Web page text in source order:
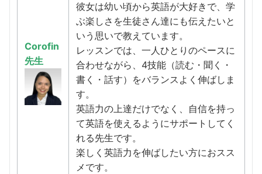
Corofin
先生
彼女は幼い頃から英語が大好きで、学
ぶ楽しさを生徒さん達にも伝えたいと
いう思いで教えています。
レッスンでは、一人ひとりのペースに
合わせながら、4技能（読む・聞く・
書く・話す）をバランスよく伸ばしま
す。
英語力の上達だけでなく、自信を持っ
て英語を使えるようにサポートしてく
れる先生です。
楽しく英語力を伸ばしたい方におスス
メです。